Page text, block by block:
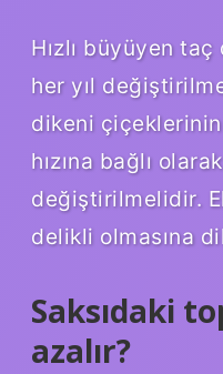
Hızlı büyüyen
her yıl
dikeni çiçeklerinin
hızına bağlı
değiştirilmelidir.
delikli olmasına
Saksıdaki
azalır?